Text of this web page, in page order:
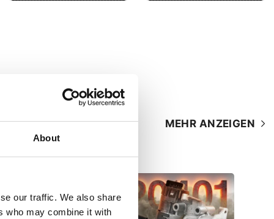
About
our traffic. We also share
who may combine it with
MEHR ANZEIGEN